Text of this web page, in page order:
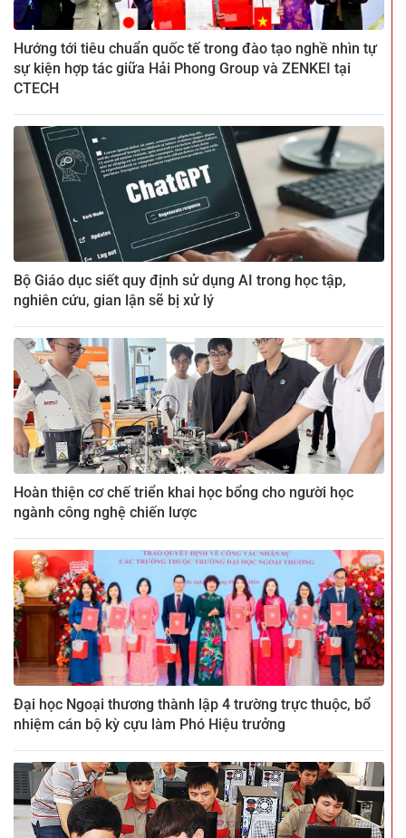
Hướng tới tiêu chuẩn quốc tế trong đào tạo nghề nhìn tự
sự kiện hợp tác giữa Hải Phong Group và ZENKEI tại
CTECH
Bộ Giáo dục siết quy định sử dụng AI trong học tập,
nghiên cứu, gian lận sẽ bị xử lý
Hoàn thiện cơ chế triển khai học bổng cho người học
ngành công nghệ chiến lược
Đại học Ngoại thương thành lập 4 trường trực thuộc, bổ
nhiệm cán bộ kỳ cựu làm Phó Hiệu trưởng